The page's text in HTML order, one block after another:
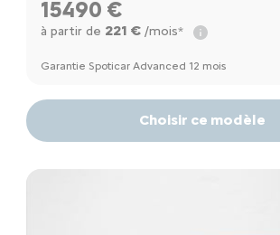
15490 €
à partir de 221 €/mois*
Garantie Spoticar Advanced 12 mois
Choisir ce modèle